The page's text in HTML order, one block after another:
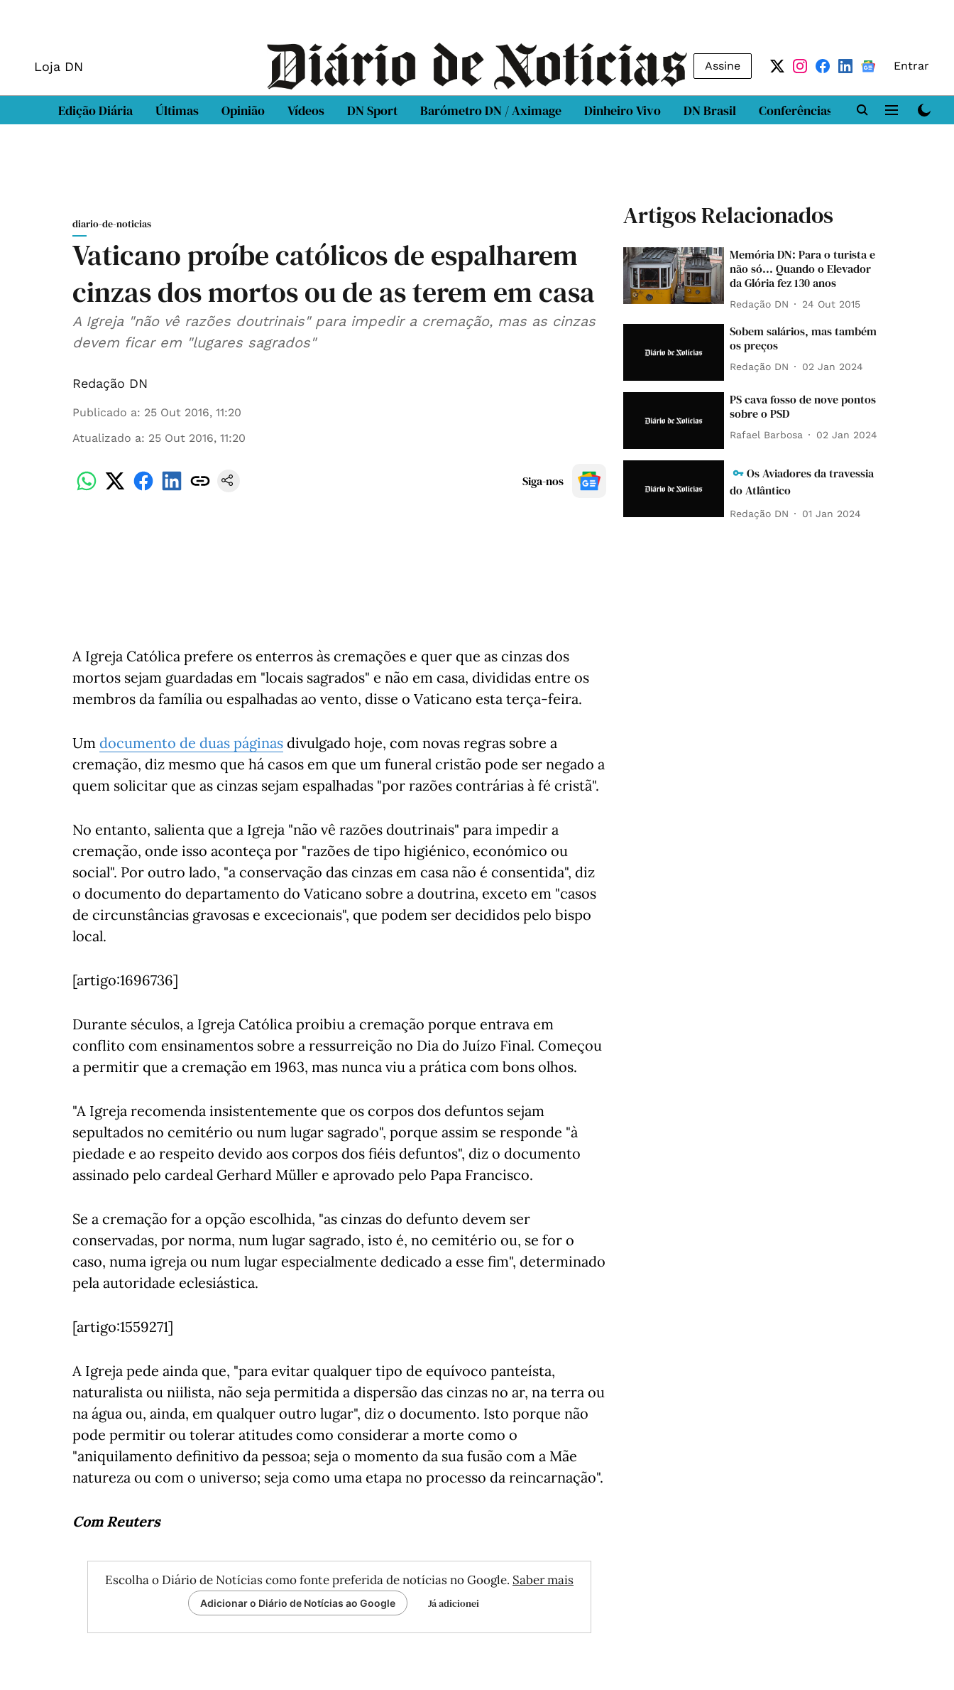
Loja DN Assine Entrar
Edição Diária Últimas Opinião Vídeos DN Sport Barómetro DN / Aximage Dinheiro Vivo DN Brasil Conferências DN LAB
diario-de-noticias
Vaticano proíbe católicos de espalharem
cinzas dos mortos ou de as terem em casa
A Igreja "não vê razões doutrinais" para impedir a cremação, mas as cinzas
devem ficar em "lugares sagrados"
Redação DN
Publicado a: 25 Out 2016, 11:20
Atualizado a: 25 Out 2016, 11:20
Siga-nos
A Igreja Católica prefere os enterros às cremações e quer que as cinzas dos
mortos sejam guardadas em "locais sagrados" e não em casa, divididas entre os
membros da família ou espalhadas ao vento, disse o Vaticano esta terça-feira.
Um documento de duas páginas divulgado hoje, com novas regras sobre a
cremação, diz mesmo que há casos em que um funeral cristão pode ser negado a
quem solicitar que as cinzas sejam espalhadas "por razões contrárias à fé cristã".
No entanto, salienta que a Igreja "não vê razões doutrinais" para impedir a
cremação, onde isso aconteça por "razões de tipo higiénico, económico ou
social". Por outro lado, "a conservação das cinzas em casa não é consentida", diz
o documento do departamento do Vaticano sobre a doutrina, exceto em "casos
de circunstâncias gravosas e excecionais", que podem ser decididos pelo bispo
local.
[artigo:1696736]
Durante séculos, a Igreja Católica proibiu a cremação porque entrava em
conflito com ensinamentos sobre a ressurreição no Dia do Juízo Final. Começou
a permitir que a cremação em 1963, mas nunca viu a prática com bons olhos.
"A Igreja recomenda insistentemente que os corpos dos defuntos sejam
sepultados no cemitério ou num lugar sagrado", porque assim se responde "à
piedade e ao respeito devido aos corpos dos fiéis defuntos", diz o documento
assinado pelo cardeal Gerhard Müller e aprovado pelo Papa Francisco.
Se a cremação for a opção escolhida, "as cinzas do defunto devem ser
conservadas, por norma, num lugar sagrado, isto é, no cemitério ou, se for o
caso, numa igreja ou num lugar especialmente dedicado a esse fim", determinado
pela autoridade eclesiástica.
[artigo:1559271]
A Igreja pede ainda que, "para evitar qualquer tipo de equívoco panteísta,
naturalista ou niilista, não seja permitida a dispersão das cinzas no ar, na terra ou
na água ou, ainda, em qualquer outro lugar", diz o documento. Isto porque não
pode permitir ou tolerar atitudes como considerar a morte como o
"aniquilamento definitivo da pessoa; seja o momento da sua fusão com a Mãe
natureza ou com o universo; seja como uma etapa no processo da reincarnação".
Com Reuters
Escolha o Diário de Notícias como fonte preferida de notícias no Google. Saber mais
Adicionar o Diário de Notícias ao Google Já adicionei
Artigos Relacionados
Memória DN: Para o turista e
não só... Quando o Elevador
da Glória fez 130 anos
Redação DN 24 Out 2015
Sobem salários, mas também
os preços
Redação DN 02 Jan 2024
PS cava fosso de nove pontos
sobre o PSD
Rafael Barbosa 02 Jan 2024
Os Aviadores da travessia
do Atlântico
Redação DN 01 Jan 2024